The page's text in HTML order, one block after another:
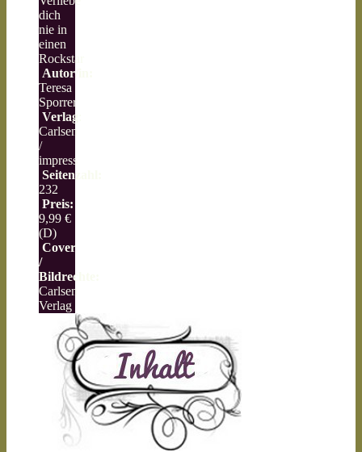
dich
nie in
einen
Rockstar
Autor/in:
Teresa
Sporrer
Verlag
Carlsen
/
impress
Seitenzahl:
232
Preis:
9,99 €
(D)
Cover
/
Bildrechte:
Carlsen
Verlag